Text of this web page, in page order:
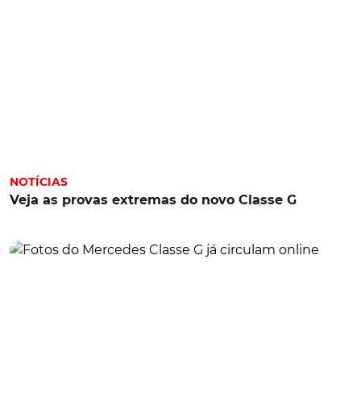
NOTÍCIAS
Veja as provas extremas do novo Classe G